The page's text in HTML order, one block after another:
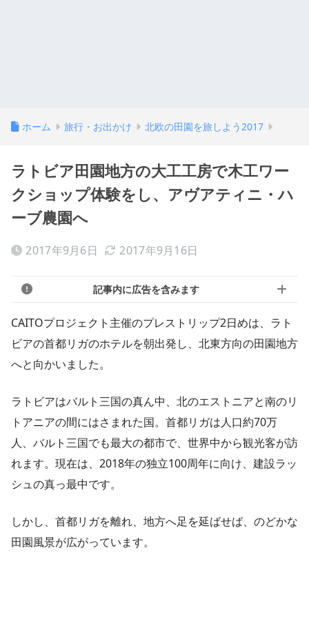
ホーム 旅行・お出かけ 北欧の田園を旅しよう2017
ラトビア田園地方の大工工房で木工ワー
クショップ体験をし、アヴアティニ・ハ
ーブ農園へ
2017年9月6日 2017年9月16日
記事内に広告を含みます
CAITOプロジェクト主催のプレストリップ2日めは、ラト
ビアの首都リガのホテルを朝出発し、北東方向の田園地方
へと向かいました。
ラトビアはバルト三国の真ん中、北のエストニアと南のリ
トアニアの間にはさまれた国。首都リガは人口約70万
人、バルト三国でも最大の都市で、世界中から観光客が訪
れます。現在は、2018年の独立100周年に向け、建設ラッ
シュの真っ最中です。
しかし、首都リガを離れ、地方へ足を延ばせば、のどかな
田園風景が広がっています。